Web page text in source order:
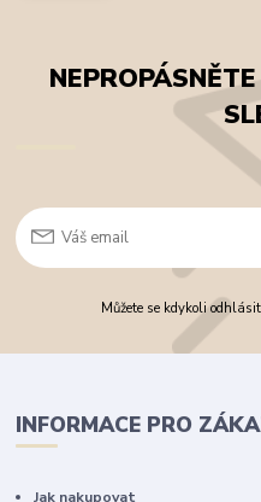
Můžete se kdykoli
INFORMACE PRO
Jak nakupovat